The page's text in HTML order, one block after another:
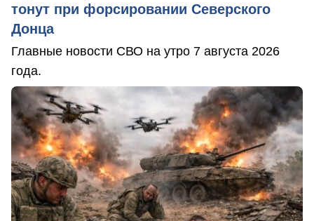
тонут при форсировании Северского
Донца
Главные новости СВО на утро 7 августа 2026
года.